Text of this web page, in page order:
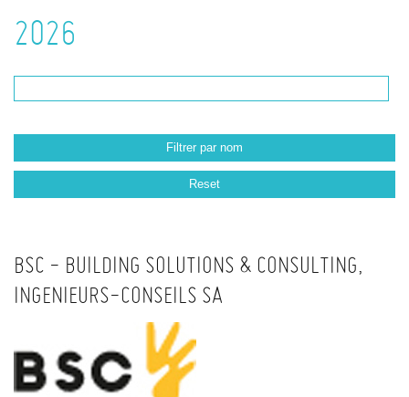
2026
BSC - BUILDING SOLUTIONS & CONSULTING,
INGENIEURS-CONSEILS SA